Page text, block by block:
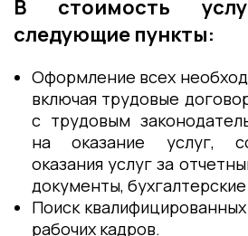
В стоимость
следующие пункты:
Оформление всех
включая трудовые
с трудовым
на оказание услуг,
оказания услуг за
документы,
Поиск
рабочих кадров.